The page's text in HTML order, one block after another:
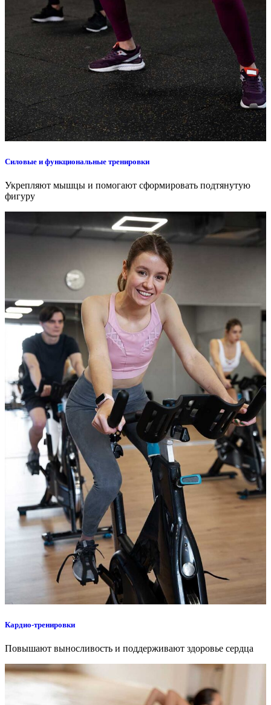
Силовые и функциональные тренировки
Укрепляют мышцы и помогают сформировать подтянутую
фигуру
Кардио-тренировки
Повышают выносливость и поддерживают здоровье сердца